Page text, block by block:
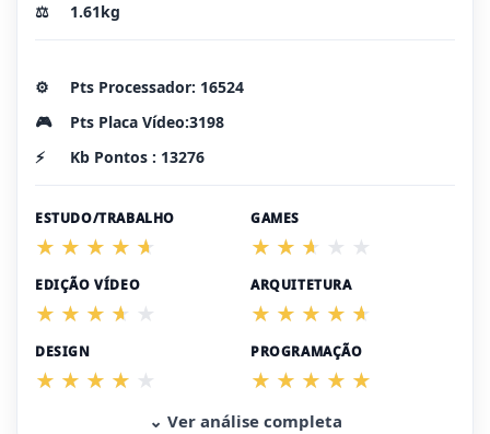
⚖️
1.61kg
⚙️
Pts Processador: 16524
🎮
Pts Placa Vídeo:3198
⚡
Kb Pontos : 13276
ESTUDO/TRABALHO GAMES
EDIÇÃO VÍDEO ARQUITETURA
DESIGN PROGRAMAÇÃO
⌄ Ver análise completa